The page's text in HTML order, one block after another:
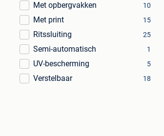
Met opbergvakken 10
Met print 15
Ritssluiting 25
Semi-automatisch 1
UV-bescherming 5
Verstelbaar 18